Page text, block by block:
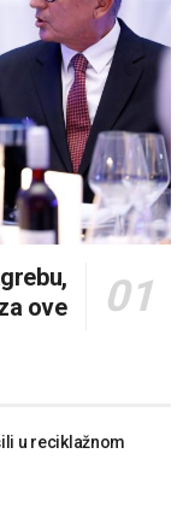
ove
u reciklažnom